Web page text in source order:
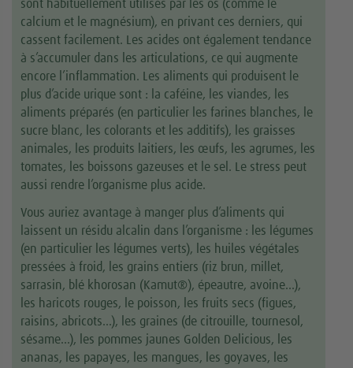
sont habituellement utilisés par les os (comme le
calcium et le magnésium), en privant ces derniers, qui
cassent facilement. Les acides ont également tendance
à s’accumuler dans les articulations, ce qui augmente
encore l’inflammation. Les aliments qui produisent le
plus d’acide urique sont : la caféine, les viandes, les
aliments préparés (en particulier les farines blanches, le
sucre blanc, les colorants et les additifs), les graisses
animales, les produits laitiers, les œufs, les agrumes, les
tomates, les boissons gazeuses et le sel. Le stress peut
aussi rendre l’organisme plus acide.
Vous auriez avantage à manger plus d’aliments qui
laissent un résidu alcalin dans l’organisme : les légumes
(en particulier les légumes verts), les huiles végétales
pressées à froid, les grains entiers (riz brun, millet,
sarrasin, blé khorosan (Kamut®), épeautre, avoine…),
les haricots rouges, le poisson, les fruits secs (figues,
raisins, abricots…), les graines (de citrouille, tournesol,
sésame…), les pommes jaunes Golden Delicious, les
ananas, les papayes, les mangues, les goyaves, les